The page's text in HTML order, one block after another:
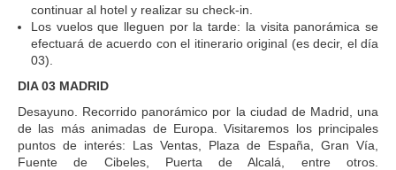
continuar al hotel y realizar su check-in.
Los vuelos que lleguen por la tarde: la visita panorámica se
efectuará de acuerdo con el itinerario original (es decir, el día
03).
DIA 03 MADRID
Desayuno. Recorrido panorámico por la ciudad de Madrid, una
de las más animadas de Europa. Visitaremos los principales
puntos de interés: Las Ventas, Plaza de España, Gran Vía,
Fuente de Cibeles, Puerta de Alcalá, entre otros.